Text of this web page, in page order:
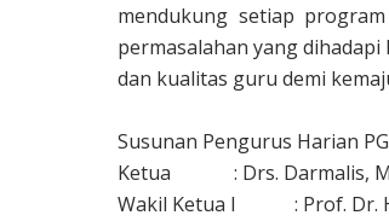
mendukung setiap
permasalahan yang
dan kualitas guru demi
Susunan Pengurus Harian
Ketua
: Drs. Darmalis,
Wakil Ketua I
: Prof. Dr.